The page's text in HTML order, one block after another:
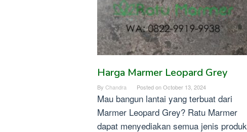
Harga Marmer Leopard Grey
By Chandra Posted onOctober 13, 2024
Mau bangun lantai yang terbuat dari
Marmer Leopard Grey? Ratu Marmer
dapat menyediakan semua jenis produk